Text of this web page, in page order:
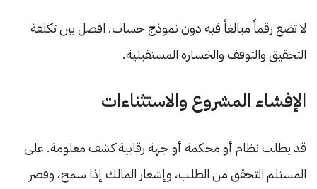
لا تضع رقماً مبالغاً فيه دون نموذج حساب. افصل بين تكلفة
التحقيق والتوقف والخسارة المستقبلية.
الإفشاء المشروع والاستثناءات
قد يطلب نظام أو محكمة أو جهة رقابية كشف معلومة. على
المستلم التحقق من الطلب، وإشعار المالك إذا سمح، وقصر